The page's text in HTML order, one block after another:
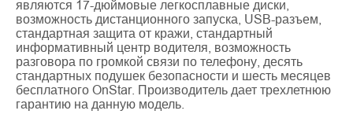
являются 17-дюймовые легкосплавные диски,
возможность дистанционного запуска, USB-разъем,
стандартная защита от кражи, стандартный
информативный центр водителя, возможность
разговора по громкой связи по телефону, десять
стандартных подушек безопасности и шесть месяцев
бесплатного OnStar. Производитель дает трехлетнюю
гарантию на данную модель.